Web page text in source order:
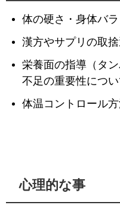
体の硬さ・身体バ
漢方やサプリの取捨
栄養面の指導（タ
不足の重要性につい
体温コントロール
心理的な事